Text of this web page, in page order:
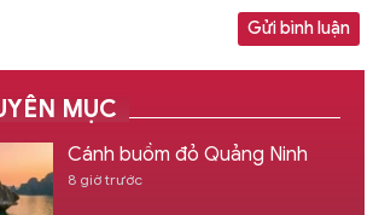
Gửi bình luận
MỤC
Cánh buồm đỏ Quảng Ninh
8 giờ trước